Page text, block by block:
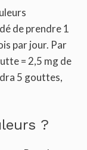
de prendre 1
par jour. Par
= 2,5 mg de
5 gouttes,
?